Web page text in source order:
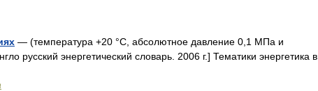
— (температура +20 °С, абсолютное давление 0,1 МПа и
русский энергетический словарь. 2006 г.] Тематики энергетика в